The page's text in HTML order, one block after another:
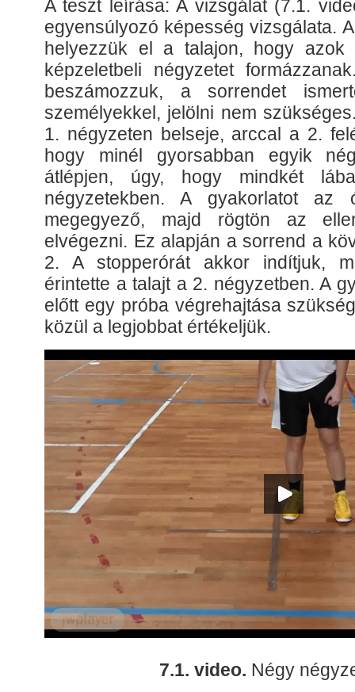
A teszt leírása: A vizsgálat (7.1.
egyensúlyozó képesség vizsgálata.
helyezzük el a talajon, hogy
képzeletbeli négyzetet
beszámozzuk, a sorrendet
személyekkel, jelölni nem
1. négyzeten belseje, arccal a 2.
hogy minél gyorsabban egyik
átlépjen, úgy, hogy mindkét
négyzetekben. A gyakorlatot az
megegyező, majd rögtön az
elvégezni. Ez alapján a sorrend a
2. A stopperórát akkor indítjuk,
érintette a talajt a 2. négyzetben. A
előtt egy próba végrehajtása
közül a legjobbat értékeljük.
7.1. video. Négy